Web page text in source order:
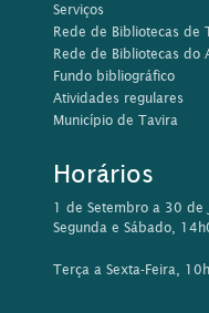
Serviços
Rede de Bibliotecas de
Rede de Bibliotecas do
Fundo bibliográfico
Atividades regulares
Município de Tavira
Horários
1 de Setembro a 30 de
Segunda e Sábado,
Terça a Sexta-Feira,